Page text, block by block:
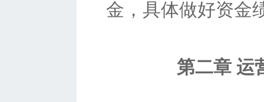
金，具体做好资金
第二章 运